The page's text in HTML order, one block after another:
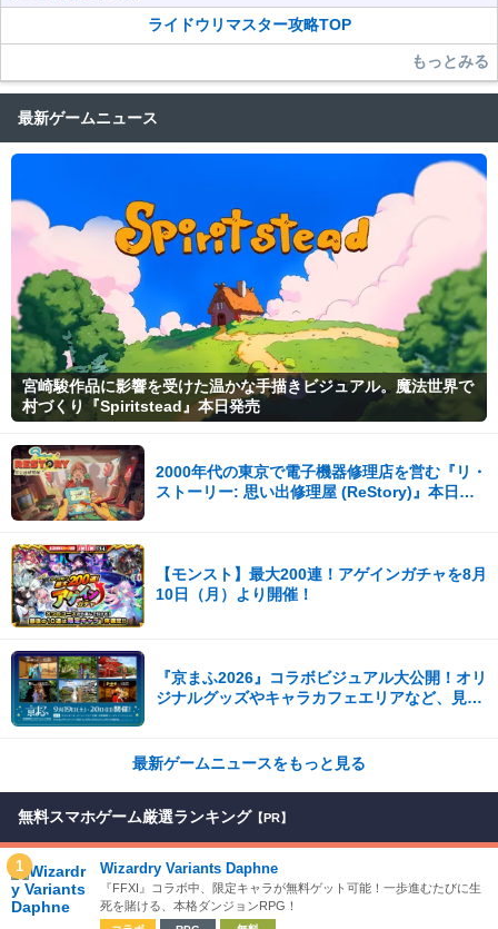
ライドウリマスター攻略TOP
もっとみる
最新ゲームニュース
宮崎駿作品に影響を受けた温かな手描きビジュアル。魔法世界で
村づくり『Spiritstead』本日発売
2000年代の東京で電子機器修理店を営む『リ・
ストーリー: 思い出修理屋 (ReStory)』本日
【モンスト】最大200連！アゲインガチャを8月
10日（月）より開催！
『京まふ2026』コラボビジュアル大公開！オリ
ジナルグッズやキャラカフェエリアなど、見ど
最新ゲームニュースをもっと見る
無料スマホゲーム厳選ランキング 【PR】
1 Wizardry Variants Daphne
『FFXI』コラボ中、限定キャラが無料ゲット可能！一歩進むたびに生
死を賭ける、本格ダンジョンRPG！